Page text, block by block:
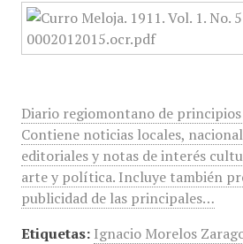
Diario regiomontano de principios
Contiene noticias locales,
editoriales y notas de interés
arte y política. Incluye también
publicidad de las principales…
Etiquetas: Ignacio Morelos